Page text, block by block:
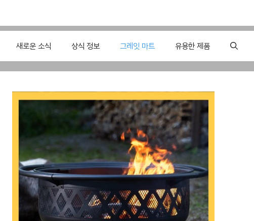
새로운 소식 상식 정보 그레잇 마트 유용한 제품